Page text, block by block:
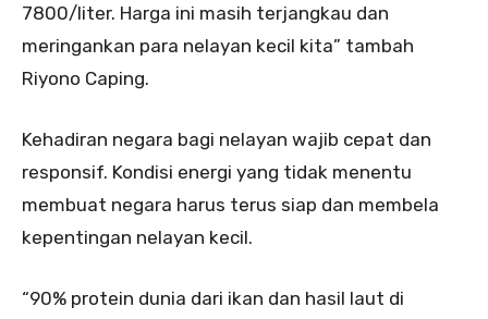
7800/liter. Harga ini masih terjangkau dan
meringankan para nelayan kecil kita” tambah
Riyono Caping.
Kehadiran negara bagi nelayan wajib cepat dan
responsif. Kondisi energi yang tidak menentu
membuat negara harus terus siap dan membela
kepentingan nelayan kecil.
“90% protein dunia dari ikan dan hasil laut di